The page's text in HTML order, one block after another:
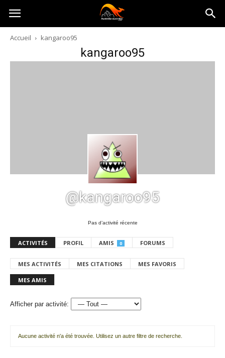
Australia-
australie.com
Accueil kangaroo95
kangaroo95
@kangaroo95
Pas d’activité récente
ACTIVITÉS PROFIL AMIS 0 FORUMS
MES ACTIVITÉS MES CITATIONS MES FAVORIS
MES AMIS
Afficher par activité:
Aucune activité n'a été trouvée. Utilisez un autre filtre de recherche.